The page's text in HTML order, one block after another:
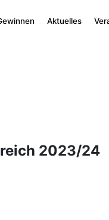
Aktuelles
2023/24